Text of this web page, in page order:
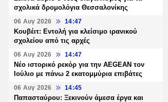
σχολικά δρομολόγια Θεσσαλονίκης
06 Αυγ 2026 14:47
Κουβέιτ: Εντολή για κλείσιμο ιρανικού
σχολείου από τις αρχές
06 Αυγ 2026 14:47
Νέο ιστορικό ρεκόρ για την AEGEAN τον
Ιούλιο με πάνω 2 εκατομμύρια επιβάτες
06 Αυγ 2026 14:45
Παπασταύρου: Ξεκινούν άμεσα έργα και